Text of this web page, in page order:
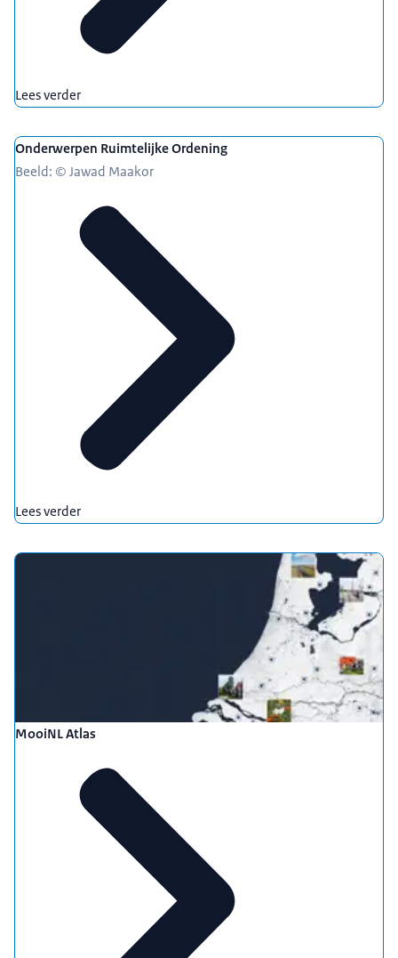
Lees verder
Onderwerpen Ruimtelijke Ordening
Beeld: © Jawad Maakor
Lees verder
MooiNL Atlas